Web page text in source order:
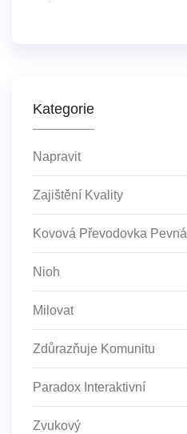
Kategorie
Napravit
Zajištění Kvality
Kovová Převodovka Pevná
Nioh
Milovat
Zdůrazňuje Komunitu
Paradox Interaktivní
Zvukový